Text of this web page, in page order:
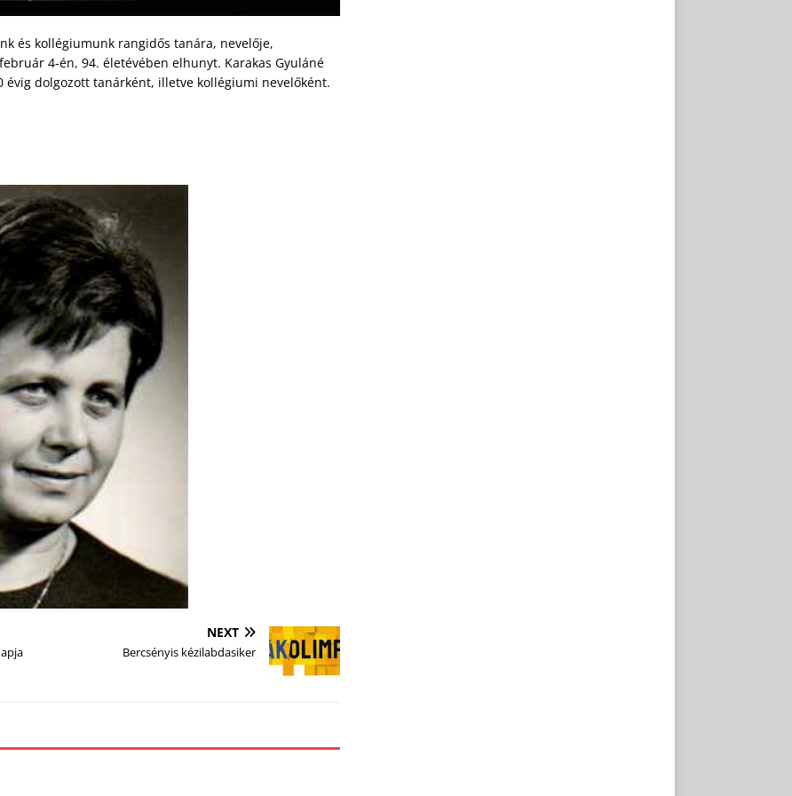
és kollégiumunk rangidős tanára, nevelője,
4-én, 94. életévében elhunyt. Karakas Gyuláné
évig dolgozott tanárként, illetve kollégiumi nevelőként.
NEXT
Bercsényis kézilabdasiker